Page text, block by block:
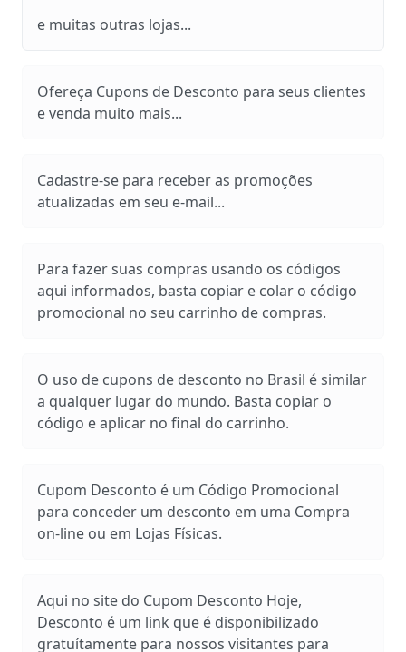
e muitas outras lojas...
Ofereça Cupons de Desconto para seus clientes
e venda muito mais...
Cadastre-se para receber as promoções
atualizadas em seu e-mail...
Para fazer suas compras usando os códigos
aqui informados, basta copiar e colar o código
promocional no seu carrinho de compras.
O uso de cupons de desconto no Brasil é similar
a qualquer lugar do mundo. Basta copiar o
código e aplicar no final do carrinho.
Cupom Desconto é um Código Promocional
para conceder um desconto em uma Compra
on-line ou em Lojas Físicas.
Aqui no site do Cupom Desconto Hoje,
Desconto é um link que é disponibilizado
gratuítamente para nossos visitantes para